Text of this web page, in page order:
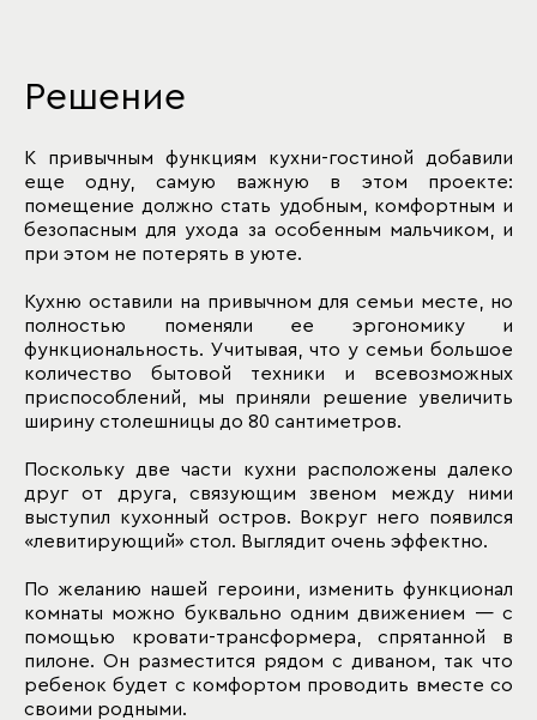
Решение
К привычным функциям кухни-гостиной добавили
еще одну, самую важную в этом проекте:
помещение должно стать удобным, комфортным и
безопасным для ухода за особенным мальчиком, и
при этом не потерять в уюте.
Кухню оставили на привычном для семьи месте, но
полностью поменяли ее эргономику и
функциональность. Учитывая, что у семьи большое
количество бытовой техники и всевозможных
приспособлений, мы приняли решение увеличить
ширину столешницы до 80 сантиметров.
Поскольку две части кухни расположены далеко
друг от друга, связующим звеном между ними
выступил кухонный остров. Вокруг него появился
«левитирующий» стол. Выглядит очень эффектно.
По желанию нашей героини, изменить функционал
комнаты можно буквально одним движением — с
помощью кровати-трансформера, спрятанной в
пилоне. Он разместится рядом с диваном, так что
ребенок будет с комфортом проводить вместе со
своими родными.